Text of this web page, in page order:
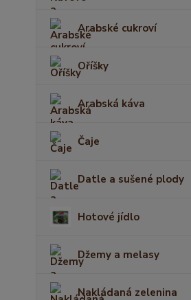
Arabské cukroví
Oříšky
Arabská káva
Čaje
Datle a sušené plody
Hotové jídlo
Džemy a melasy
Nakládaná zelenina